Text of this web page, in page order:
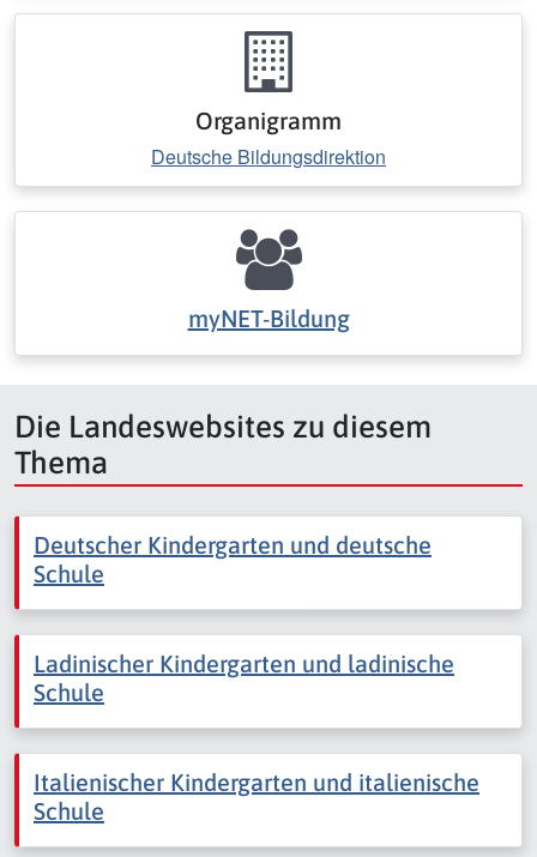
Organigramm
Deutsche Bildungsdirektion
myNET-Bildung
Die Landeswebsites zu diesem
Thema
Deutscher Kindergarten und deutsche
Schule
Ladinischer Kindergarten und ladinische
Schule
Italienischer Kindergarten und italienische
Schule